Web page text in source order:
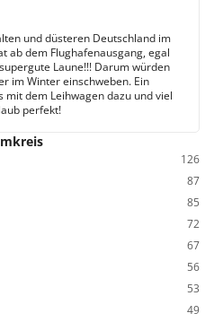
und düsteren Deutschland im
ab dem Flughafenausgang, egal
Laune!!! Darum würden
im Winter einschweben. Ein
dem Leihwagen dazu und viel
perfekt!
126
87
85
72
67
56
53
49